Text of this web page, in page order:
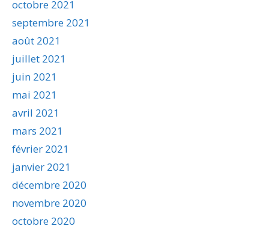
octobre 2021
septembre 2021
août 2021
juillet 2021
juin 2021
mai 2021
avril 2021
mars 2021
février 2021
janvier 2021
décembre 2020
novembre 2020
octobre 2020